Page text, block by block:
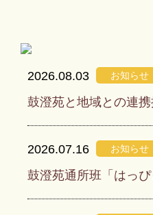
2026.08.03 お知らせ
鼓澄苑と地域との連
2026.07.16 お知らせ
鼓澄苑通所班「はっ